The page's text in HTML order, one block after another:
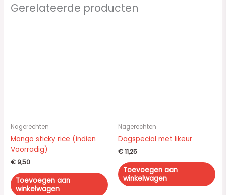
Gerelateerde producten
Nagerechten
Mango sticky rice (indien
Voorradig)
€ 9,50
Toevoegen aan
winkelwagen
Nagerechten
Dagspecial met likeur
€11,25
Toevoegen aan
winkelwagen